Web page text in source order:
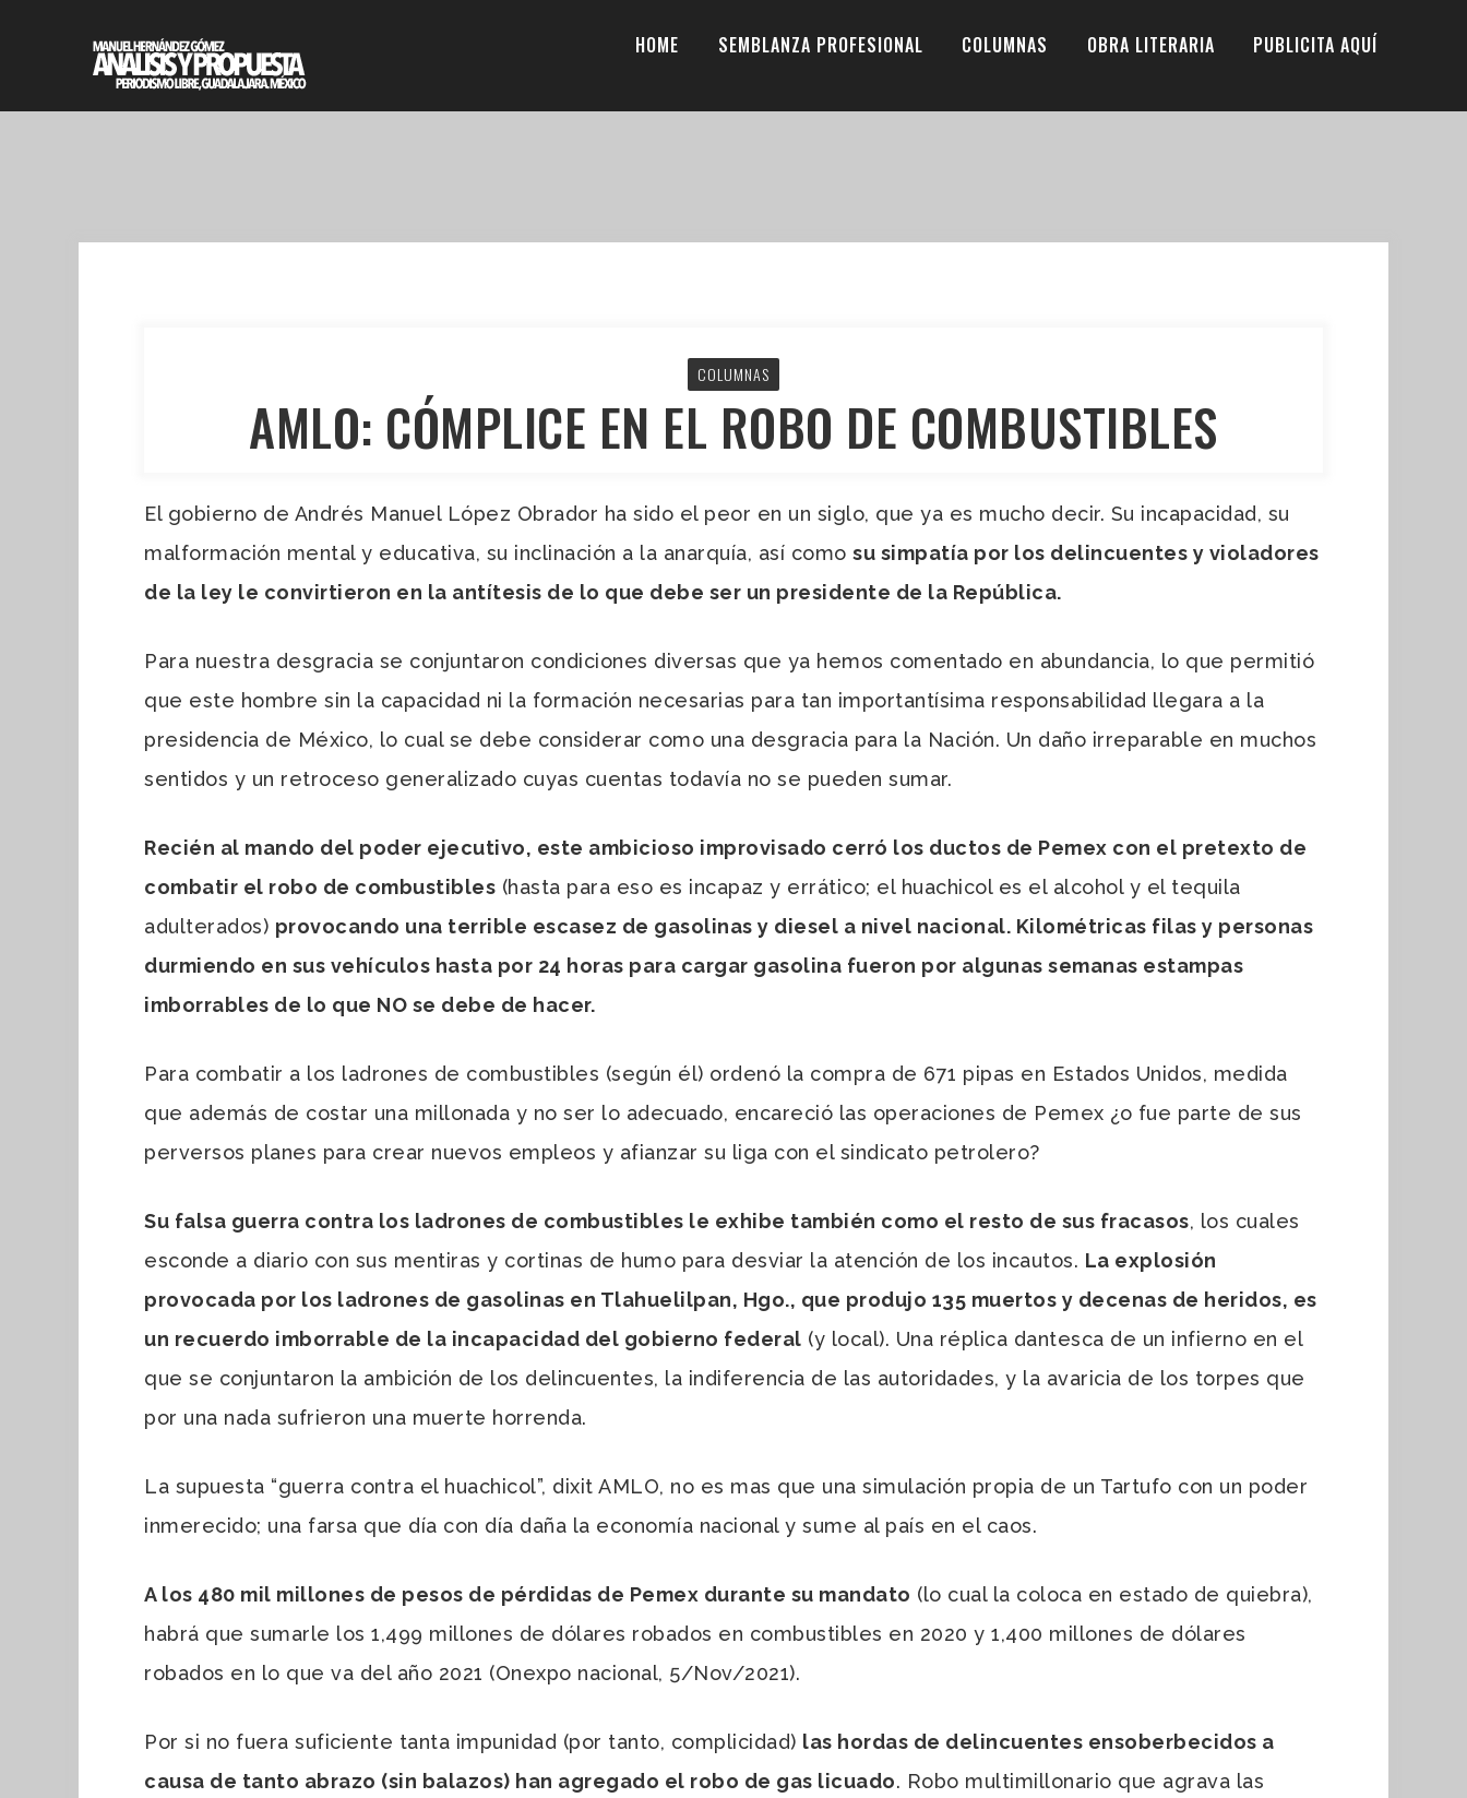
HOME SEMBLANZA PROFESIONAL COLUMNAS OBRA LITERARIA PUBLICITA AQUÍ
COLUMNAS
AMLO: CÓMPLICE EN EL ROBO DE COMBUSTIBLES
El gobierno de Andrés Manuel López Obrador ha sido el peor en un siglo, que ya es mucho decir. Su incapacidad, su
malformación mental y educativa, su inclinación a la anarquía, así como su simpatía por los delincuentes y violadores
de la ley le convirtieron en la antítesis de lo que debe ser un presidente de la República.
Para nuestra desgracia se conjuntaron condiciones diversas que ya hemos comentado en abundancia, lo que permitió
que este hombre sin la capacidad ni la formación necesarias para tan importantísima responsabilidad llegara a la
presidencia de México, lo cual se debe considerar como una desgracia para la Nación. Un daño irreparable en muchos
sentidos y un retroceso generalizado cuyas cuentas todavía no se pueden sumar.
Recién al mando del poder ejecutivo, este ambicioso improvisado cerró los ductos de Pemex con el pretexto de
combatir el robo de combustibles (hasta para eso es incapaz y errático; el huachicol es el alcohol y el tequila
adulterados) provocando una terrible escasez de gasolinas y diesel a nivel nacional. Kilométricas filas y personas
durmiendo en sus vehículos hasta por 24 horas para cargar gasolina fueron por algunas semanas estampas
imborrables de lo que NO se debe de hacer.
Para combatir a los ladrones de combustibles (según él) ordenó la compra de 671 pipas en Estados Unidos, medida
que además de costar una millonada y no ser lo adecuado, encareció las operaciones de Pemex ¿o fue parte de sus
perversos planes para crear nuevos empleos y afianzar su liga con el sindicato petrolero?
Su falsa guerra contra los ladrones de combustibles le exhibe también como el resto de sus fracasos, los cuales
esconde a diario con sus mentiras y cortinas de humo para desviar la atención de los incautos. La explosión
provocada por los ladrones de gasolinas en Tlahuelilpan, Hgo., que produjo 135 muertos y decenas de heridos, es
un recuerdo imborrable de la incapacidad del gobierno federal (y local). Una réplica dantesca de un infierno en el
que se conjuntaron la ambición de los delincuentes, la indiferencia de las autoridades, y la avaricia de los torpes que
por una nada sufrieron una muerte horrenda.
La supuesta “guerra contra el huachicol”, dixit AMLO, no es mas que una simulación propia de un Tartufo con un poder
inmerecido; una farsa que día con día daña la economía nacional y sume al país en el caos.
A los 480 mil millones de pesos de pérdidas de Pemex durante su mandato (lo cual la coloca en estado de quiebra),
habrá que sumarle los 1,499 millones de dólares robados en combustibles en 2020 y 1,400 millones de dólares
robados en lo que va del año 2021 (Onexpo nacional, 5/Nov/2021).
Por si no fuera suficiente tanta impunidad (por tanto, complicidad) las hordas de delincuentes ensoberbecidos a
causa de tanto abrazo (sin balazos) han agregado el robo de gas licuado. Robo multimillonario que agrava las